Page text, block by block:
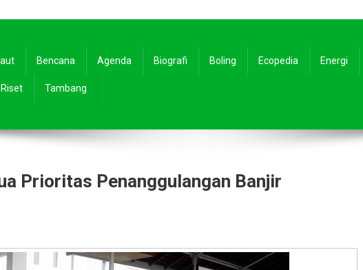
Bencana Agenda Biografi Boling Ecopedia Energi
Riset Tambang
Prioritas Penanggulangan Banjir